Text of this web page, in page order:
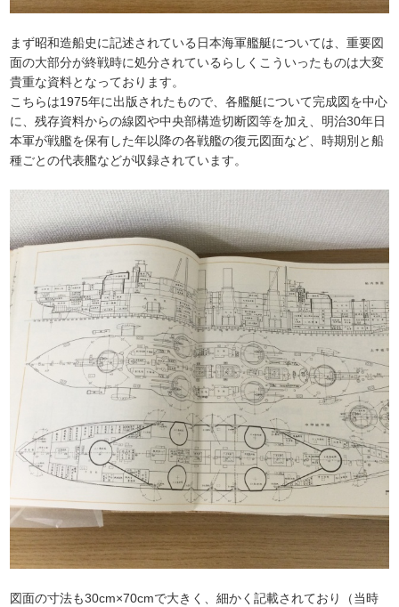
まず昭和造船史に記述されている日本海軍艦艇については、重要図
面の大部分が終戦時に処分されているらしくこういったものは大変
貴重な資料となっております。
こちらは1975年に出版されたもので、各艦艇について完成図を中心
に、残存資料からの線図や中央部構造切断図等を加え、明治30年日
本軍が戦艦を保有した年以降の各戦艦の復元図面など、時期別と船
種ごとの代表艦などが収録されています。
図面の寸法も30cm×70cmで大きく、細かく記載されており（当時